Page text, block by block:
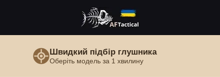
Швидкий підбір глушника
Оберіть модель за 1 хвилину